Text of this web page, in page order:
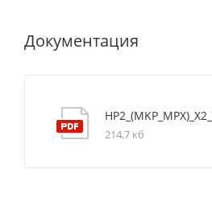
Документация
214,7 кб